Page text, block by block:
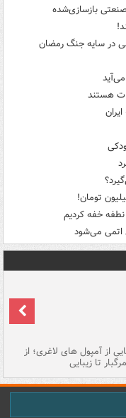
صنعتی بازسازی‌شده
در سایه جنگ رمضان
خفه کردیم
اتمی می‌شود
از آمپول های لاغری؛ از
تا زیبایی